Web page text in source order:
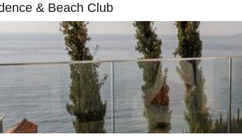
& Beach Club